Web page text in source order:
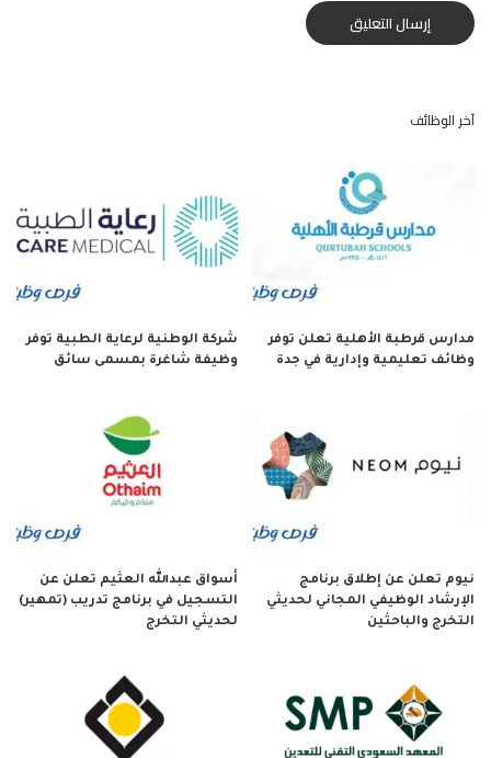
آخر الوظائف
مدارس قرطبة الأهلية تعلن توفر
وظائف تعليمية وإدارية في جدة
شركة الوطنية لرعاية الطبية توفر
وظيفة شاغرة بمسمى سائق
نيوم تعلن عن إطلاق برنامج
الإرشاد الوظيفي المجاني لحديثي
التخرج والباحثين
أسواق عبدالله العثيم تعلن عن
التسجيل في برنامج تدريب (تمهير)
لحديثي التخرج